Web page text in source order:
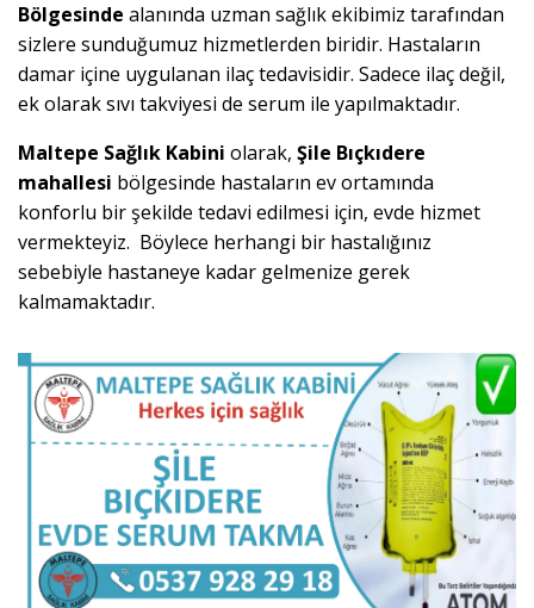
Bölgesinde alanında uzman sağlık ekibimiz tarafından
sizlere sunduğumuz hizmetlerden biridir. Hastaların
damar içine uygulanan ilaç tedavisidir. Sadece ilaç değil,
ek olarak sıvı takviyesi de serum ile yapılmaktadır.
Maltepe Sağlık Kabini olarak, Şile Bıçkıdere
mahallesi bölgesinde hastaların ev ortamında
konforlu bir şekilde tedavi edilmesi için, evde hizmet
vermekteyiz. Böylece herhangi bir hastalığınız
sebebiyle hastaneye kadar gelmenize gerek
kalmamaktadır.